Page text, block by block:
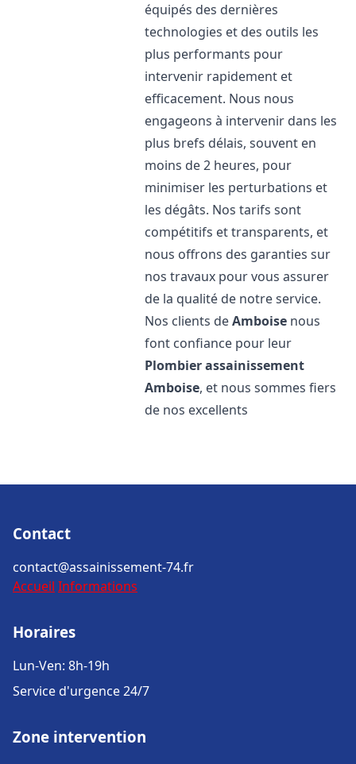
équipés des dernières
technologies et des outils les
plus performants pour
intervenir rapidement et
efficacement. Nous nous
engageons à intervenir dans les
plus brefs délais, souvent en
moins de 2 heures, pour
minimiser les perturbations et
les dégâts. Nos tarifs sont
compétitifs et transparents, et
nous offrons des garanties sur
nos travaux pour vous assurer
de la qualité de notre service.
Nos clients deAmboise nous
font confiance pour leur
Plombier assainissement
Amboise, et nous sommes fiers
de nos excellents
Contact
contact@assainissement-74.fr
Accueil Informations
Horaires
Lun-Ven: 8h-19h
Service d'urgence 24/7
Zone intervention